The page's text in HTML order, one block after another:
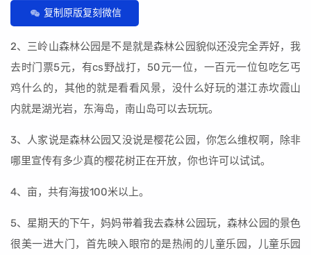
复制原版复刻微信
2、三岭山森林公园是不是就是森林公园貌似还没完全弄好，我
去时门票5元，有cs野战打，50元一位，一百元一位包吃乞丐
鸡什么的，其他的就是看看风景，没什么好玩的湛江赤坎霞山
内就是湖光岩，东海岛，南山岛可以去玩玩。
3、人家说是森林公园又没说是樱花公园，你怎么维权啊，除非
哪里宣传有多少真的樱花树正在开放，你也许可以试试。
4、亩，共有海拔100米以上。
5、星期天的下午，妈妈带着我去森林公园玩，森林公园的景色
很美一进大门，首先映入眼帘的是热闹的儿童乐园，儿童乐园